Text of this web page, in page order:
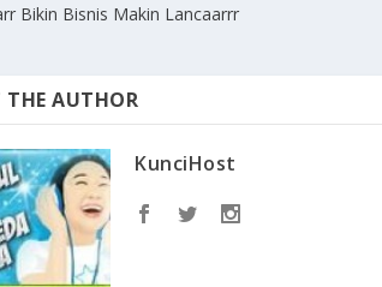
Bikin Bisnis Makin Lancaarrr
THE AUTHOR
KunciHost